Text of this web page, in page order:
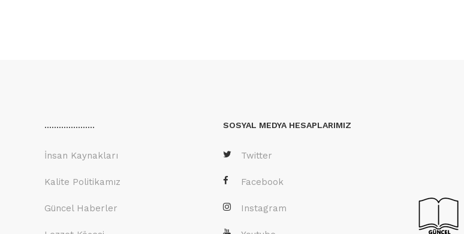
.....................
İnsan Kaynakları
Kalite Politikamız
Güncel Haberler
SOSYAL MEDYA HESAPLARIMIZ
Twitter
Facebook
Instagram